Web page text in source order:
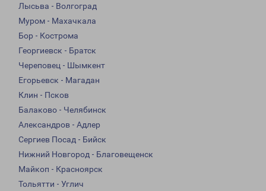
Лысьва - Волгоград
Муром - Махачкала
Бор - Кострома
Георгиевск - Братск
Череповец - Шымкент
Егорьевск - Магадан
Клин - Псков
Балаково - Челябинск
Александров - Адлер
Сергиев Посад - Бийск
Нижний Новгород - Благовещенск
Майкоп - Красноярск
Тольятти - Углич